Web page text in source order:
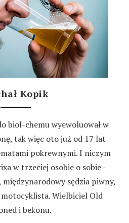
Kopik
biol-chemu wyewoluował w
tak więc oto już od 17 lat
pokrewnymi. I niczym
w trzeciej osobie o sobie -
sędzia piwny,
Wielbiciel Old
i bekonu.